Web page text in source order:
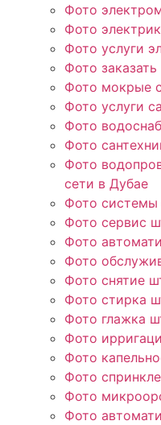
Фото
Фото
Фото услуги
Фото
Фото мокрые
Фото услуги
Фото
Фото
Фото
сети в Дубае
Фото системы
Фото сервис
Фото
Фото
Фото снятие
Фото стирка
Фото глажка
Фото
Фото
Фото
Фото
Фото